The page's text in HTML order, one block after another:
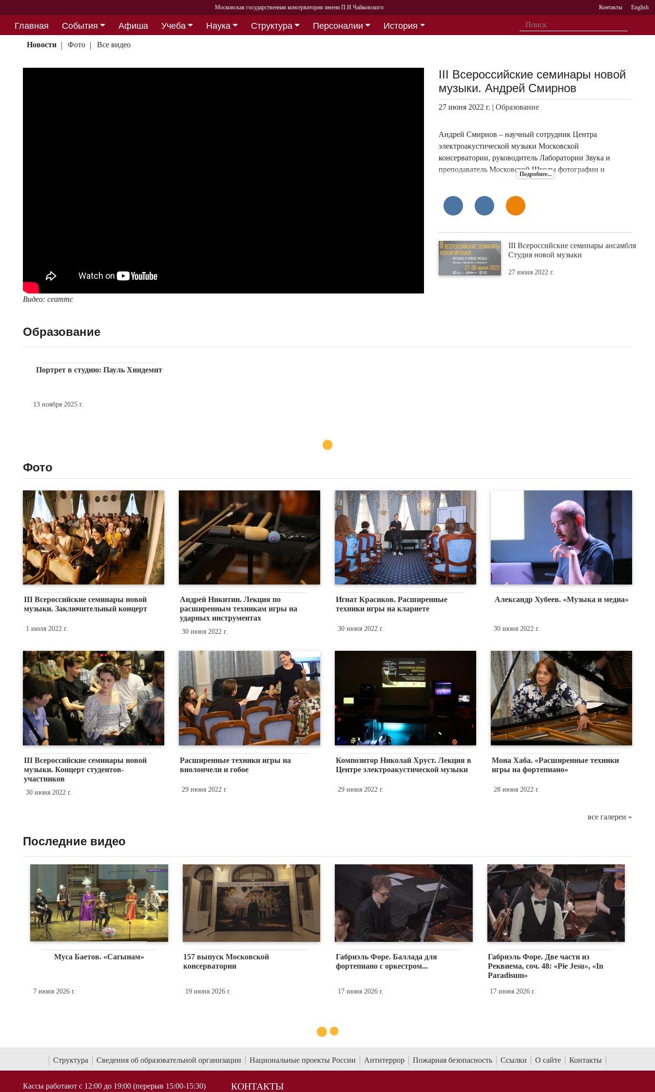
Московская государственная консерватория имени П.И.Чайковского Контакты English
Главная События Афиша Учеба Наука Структура Персоналии
История
Партнерство
Новости Фото Все видео
Видео: ceammc
III Всероссийские семинары новой
музыки. Андрей Смирнов
27 июня 2022 г. |Образование
Андрей Смирнов – научный сотрудник Центра
электроакустической музыки Московской
консерватории, руководитель Лаборатории Звука и
преподаватель Московской Школы фотографии и
мультимедиа им. А. Родченко, основатель Термен-
Подробнее...
III Всероссийские семинары ансамбля
Студия новой музыки
27 июня 2022 г.
Образование
Портрет в студию: Пауль Хиндемит
13 ноября 2025 г.
Фото
III Всероссийские семинары новой
музыки. Заключительный концерт
1 июля 2022 г.
Андрей Никитин. Лекция по
расширенным техникам игры на
ударных инструментах
30 июня 2022 г.
Игнат Красиков. Расширенные
техники игры на кларнете
30 июня 2022 г.
Александр Хубеев. «Музыка и медиа»
30 июня 2022 г.
III Всероссийские семинары новой
музыки. Концерт студентов-
участников
30 июня 2022 г.
Расширенные техники игры на
виолончели и гобое
29 июня 2022 г.
Композитор Николай Хруст. Лекция в
Центре электроакустической музыки
29 июня 2022 г.
Мона Хаба. «Расширенные техники
игры на фортепиано»
28 июня 2022 г.
все галереи »
Последние видео
Габриэль Форе. Баллада для
17 июня 2026 г.
Габриэль Форе. Две части из
Реквиема, соч. 48: «Pie Jesu», «In
17 июня 2026 г.
Фрагменты XIV Весеннего бала
Московской консерватории
29 мая 2026 г.
Кантата «Песни Родины». О премьере
9 мая 2026 г.
Структура Сведения об образовательной организации Национальные проекты России Антитеррор Пожарная безопасность Ссылки О сайте Контакты
Кассы работают с 12:00 до 19:00 (перерыв 15:00-15:30) КОНТАКТЫ